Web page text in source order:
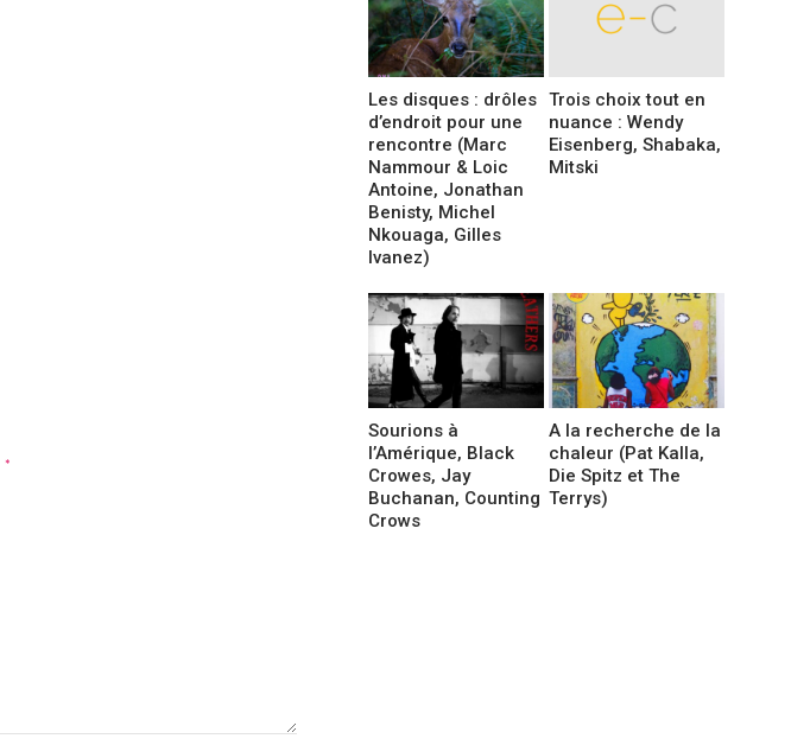
*
Les disques : drôles
d’endroit pour une
rencontre (Marc
Nammour & Loic
Antoine, Jonathan
Benisty, Michel
Nkouaga, Gilles
Ivanez)
Trois choix tout en
nuance : Wendy
Eisenberg, Shabaka,
Mitski
Sourions à
l’Amérique, Black
Crowes, Jay
Buchanan, Counting
Crows
A la recherche de la
chaleur (Pat Kalla,
Die Spitz et The
Terrys)